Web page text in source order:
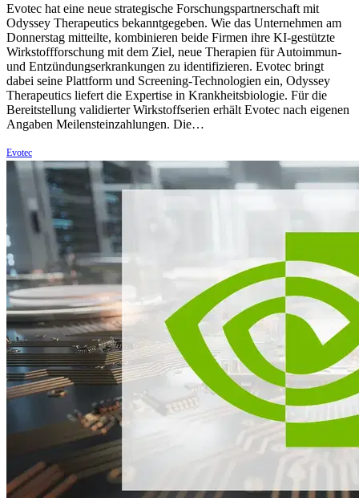
Evotec hat eine neue strategische Forschungspartnerschaft mit
Odyssey Therapeutics bekanntgegeben. Wie das Unternehmen am
Donnerstag mitteilte, kombinieren beide Firmen ihre KI-gestützte
Wirkstoffforschung mit dem Ziel, neue Therapien für Autoimmun-
und Entzündungserkrankungen zu identifizieren. Evotec bringt
dabei seine Plattform und Screening-Technologien ein, Odyssey
Therapeutics liefert die Expertise in Krankheitsbiologie. Für die
Bereitstellung validierter Wirkstoffserien erhält Evotec nach eigenen
Angaben Meilensteinzahlungen. Die…
Evotec